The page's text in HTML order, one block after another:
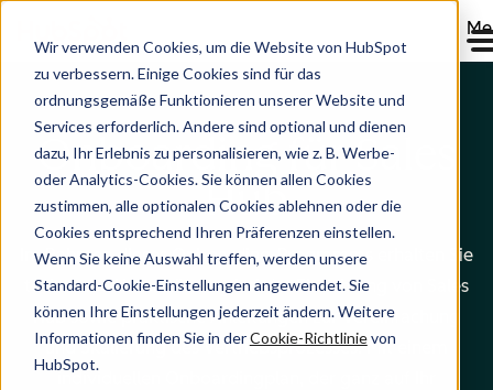
Wir verwenden Cookies, um die Website von HubSpot
zu verbessern. Einige Cookies sind für das
ordnungsgemäße Funktionieren unserer Website und
Services erforderlich. Andere sind optional und dienen
dazu, Ihr Erlebnis zu personalisieren, wie z. B. Werbe-
oder Analytics-Cookies. Sie können allen Cookies
zustimmen, alle optionalen Cookies ablehnen oder die
Cookies entsprechend Ihren Präferenzen einstellen.
Wenn Sie keine Auswahl treffen, werden unsere
Standard-Cookie-Einstellungen angewendet. Sie
können Ihre Einstellungen jederzeit ändern. Weitere
Informationen finden Sie in derCookie-Richtlinievon
HubSpot.
Onboarding für Sales
Hub
Im Rahmen dieses Onboarding-Programms erhalten Sie
technische Unterstützung bei der Einrichtung von Sales
Hub sowie praktische Anleitungen zur Vereinfachung
und Skalierung des Vertriebsprozesses. Mit einem
individuellen Onboardingplan, der ganz auf Ihr